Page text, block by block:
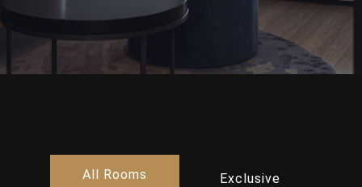
All Rooms Exclusive